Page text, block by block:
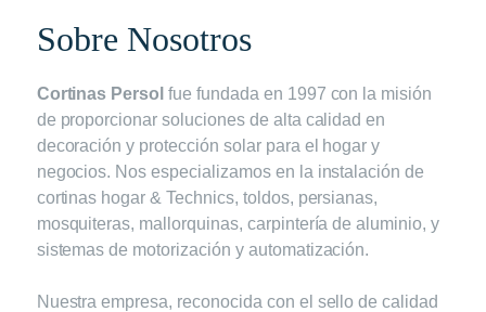
Sobre Nosotros
Cortinas Persol fue fundada en 1997 con la misión
de proporcionar soluciones de alta calidad en
decoración y protección solar para el hogar y
negocios. Nos especializamos en la instalación de
cortinas hogar & Technics, toldos, persianas,
mosquiteras, mallorquinas, carpintería de aluminio, y
sistemas de motorización y automatización.
Nuestra empresa, reconocida con el sello de calidad